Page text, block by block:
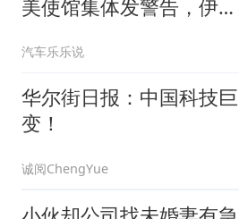
美使馆集体发警告，伊朗
汽车乐乐说
华尔街日报：中国科技巨
变！
诚阅ChengYue